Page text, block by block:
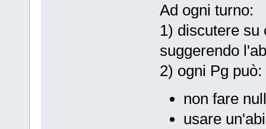
Ad ogni turno:
1) discutere su
suggerendo
2) ogni Pg può:
non fare
usare